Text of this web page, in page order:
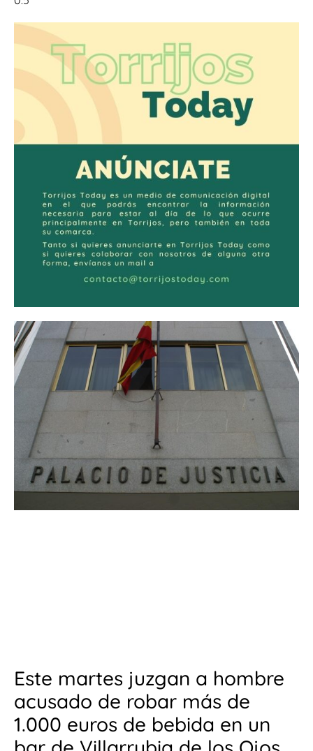
Este martes juzgan a hombre
acusado de robar más de
1.000 euros de bebida en un